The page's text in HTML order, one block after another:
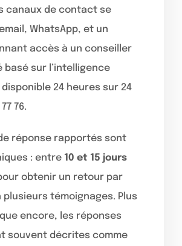
canaux de contact se
WhatsApp, et un
accès à un conseiller
basé sur l’intelligence
24 heures sur 24
76.
réponse rapportés sont
: entre 10 et 15 jours
obtenir un retour par
plusieurs témoignages. Plus
encore, les réponses
souvent décrites comme